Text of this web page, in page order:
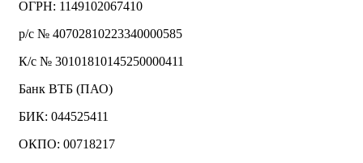
ОГРН: 1149102067410
р/с № 40702810223340000585
К/с № 30101810145250000411
Банк ВТБ (ПАО)
БИК: 044525411
ОКПО: 00718217